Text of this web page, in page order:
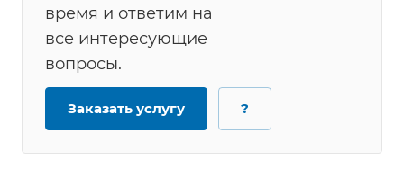
время и ответим на
все интересующие
вопросы.
Заказать услугу ?